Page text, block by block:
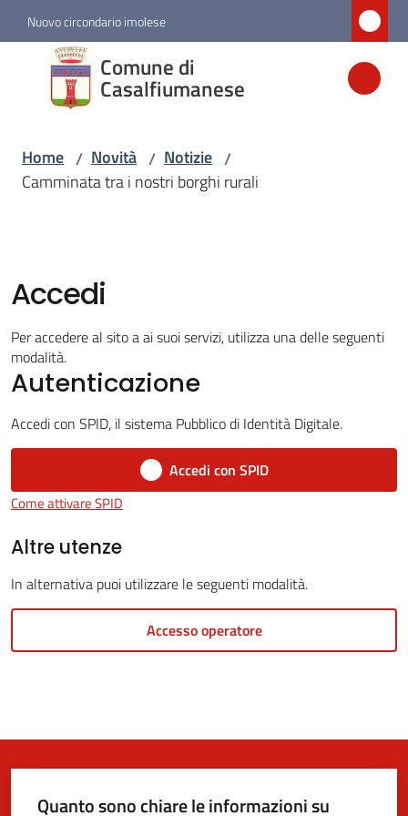
Vai al contenuto
Vai alla navigazione
Vai al footer
Nuovo circondario imolese
Comune di
Casalfiumanese
Comune di
Casalfiumanese
Amministrazione
Servizi
Vivere
Casalfiumanese
5x1000
Servizi
line
Tutti
Home / Novità / Notizie /
Camminata tra i nostri borghi rurali
Accedi
Per accedere al sito a ai suoi servizi, utilizza una delle seguenti
modalità.
Autenticazione
Accedi con SPID, il sistema Pubblico di Identità Digitale.
Accedi con SPID
Come attivare SPID
Altre utenze
In alternativa puoi utilizzare le seguenti modalità.
Accesso operatore
Quanto sono chiare le informazioni su